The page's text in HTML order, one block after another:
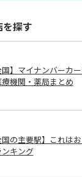
探す
国】マイナンバーカ
療機関・薬局まとめ
国の主要駅】これは
ンキング